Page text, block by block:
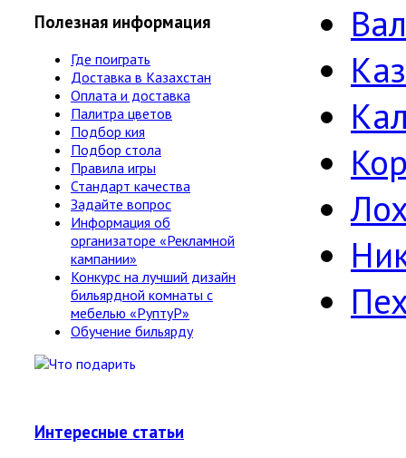
Полезная информация
Где поиграть
Доставка в Казахстан
Оплата и доставка
Палитра цветов
Подбор кия
Подбор стола
Правила игры
Стандарт качества
Задайте вопрос
Информация об
организаторе «Рекламной
кампании»
Конкурс на лучший дизайн
бильярдной комнаты с
мебелью «РуптуР»
Обучение бильярду
Интересные статьи